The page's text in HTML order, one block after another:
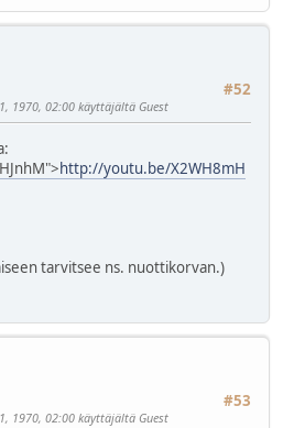
#52
1970, 02:00 käyttäjältä Guest
http://youtu.be/X2WH8mH
tarvitsee ns. nuottikorvan.)
#53
1970, 02:00 käyttäjältä Guest